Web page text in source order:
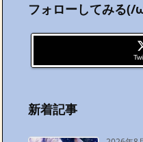
フォローしてみる(/
新着記事